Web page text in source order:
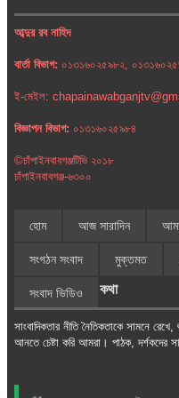
আব্দুর রব নাহিদ
বার্তা বিভাগ: ০১৩১৬০২৫৯৮২,
ই-মেইল:
বিজ্ঞাপন বিভাগ: ০১৩১৬০২৫৯৮৪
©চাঁপাইনবাবগঞ্জটিভি ২০১৮
চাঁপাইনবাবগঞ্জ-৬৩০০
হোম আজ সারাদিন
সংগঠন সংবাদ মুক্তমত
সংবাদ ভিডিও কথা
সাংবাদিকতার নীতি নৈতিকতাকে সামনে
আনতে চেষ্টা করি আমরা। পাঠক, দর্শকদের